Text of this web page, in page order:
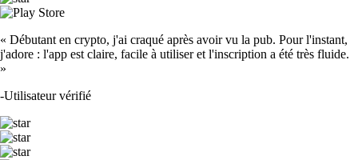
« Débutant en crypto, j'ai craqué après avoir vu la pub. Pour l'instant,
j'adore : l'app est claire, facile à utiliser et l'inscription a été très fluide.
»
-Utilisateur vérifié